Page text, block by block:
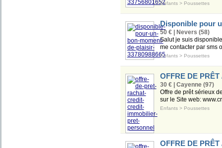
Enfants> Poussettes
Disponible pour
50 € | Nevers (58)
Salut je suis
me contacter par sms
Enfants> Poussettes
OFFRE DE
30 € | Cayenne (97)
Offre de prêt sérieux
sur le Site web:
Enfants> Poussettes
OFFRE DE